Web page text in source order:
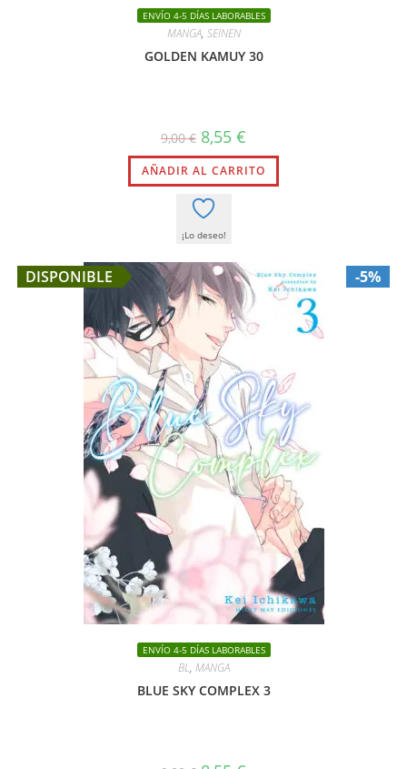
ENVÍO 4-5 DÍAS LABORABLES
MANGA, SEINEN
GOLDEN KAMUY 30
9,00€ El
precio
original
era:
9,00 €.
8,55 €
actual
es:
8,55 €.
AÑADIR AL CARRITO
¡Lo deseo!
DISPONIBLE -5%
ENVÍO 4-5 DÍAS LABORABLES
BL, MANGA
BLUE SKY COMPLEX 3